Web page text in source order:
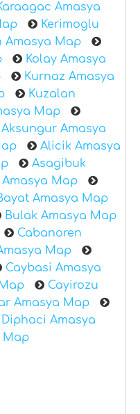
Amasya
Kerimoglu
Amasya Map
Kolay Amasya
Kurnaz Amasya
Kuzalan
Map
Aksungur Amasya
Alicik Amasya
Asagibuk
Map
Amasya Map
Bulak Amasya Map
Cabanoren
Map
Caybasi Amasya
Cayirozu
Amasya Map
Diphaci Amasya
Map